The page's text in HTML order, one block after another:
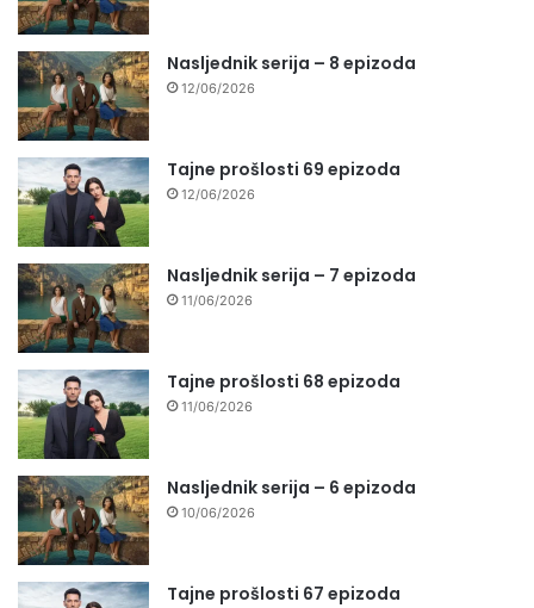
Nasljednik serija – 8 epizoda
12/06/2026
Tajne prošlosti 69 epizoda
12/06/2026
Nasljednik serija – 7 epizoda
11/06/2026
Tajne prošlosti 68 epizoda
11/06/2026
Nasljednik serija – 6 epizoda
10/06/2026
Tajne prošlosti 67 epizoda